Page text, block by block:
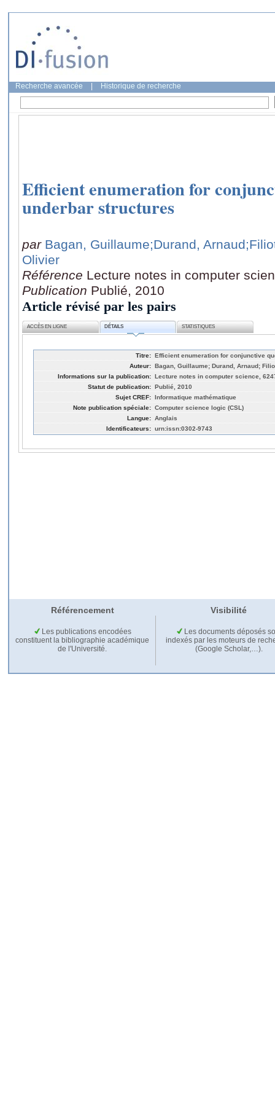
Recherche avancée Historique de recherche
Efficient enumeration for
underbar structures
par Bagan, Guillaume;Durand, Arnaud
Olivier
Référence Lecture notes in computer
Publication Publié, 2010
Article révisé par les pairs
ACCÈS EN LIGNE DÉTAILS STATISTIQUES
Titre: Efficient enumeration for conjunctive
Auteur: Bagan, Guillaume; Durand, Arnaud;
Informations sur la publication: Lecture notes in computer science,
Statut de publication: Publié, 2010
Sujet CREF: Informatique mathématique
Note publication spéciale: Computer science logic (CSL)
Langue: Anglais
Identificateurs: urn:issn:0302-9743
Référencement Visibilité
Les publications encodées
constituent la bibliographie académique
de l'Université.
Les documents déposés
indexés par les moteurs de
(Google Scholar,…).